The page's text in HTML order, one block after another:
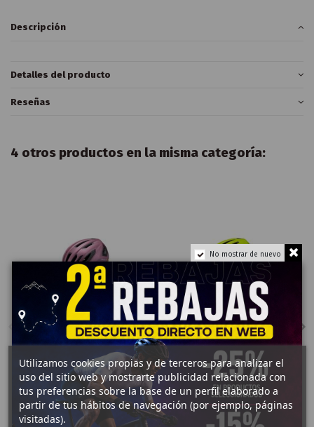
No mostrar de nuevo
Descripción
Detalles del producto
Reseñas
4 otros productos en la misma categoría:
CASCOS
CARRETERA
CHAMONIX
3
70,00 €
Fuera de stock
CASCOS CARRETERA
CASCO SPECIALIZED
CHAMONIX 3
69,00 €
Utilizamos cookies propias y de terceros para analizar el
uso del sitio web y mostrarte publicidad relacionada con
tus preferencias sobre la base de un perfil elaborado a
partir de tus hábitos de navegación (por ejemplo, páginas
visitadas).